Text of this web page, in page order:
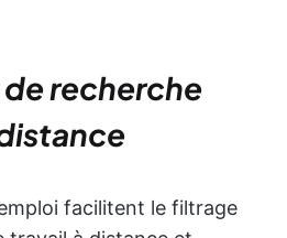
recherche
facilitent le filtrage